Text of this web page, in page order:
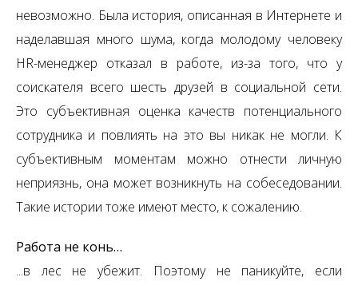
невозможно. Была история, описанная в Интернете и
наделавшая много шума, когда молодому человеку
HR-менеджер отказал в работе, из-за того, что у
соискателя всего шесть друзей в социальной сети.
Это субъективная оценка качеств потенциального
сотрудника и повлиять на это вы никак не могли. К
субъективным моментам можно отнести личную
неприязнь, она может возникнуть на собеседовании.
Такие истории тоже имеют место, к сожалению.
Работа не конь…
...в лес не убежит. Поэтому не паникуйте, если